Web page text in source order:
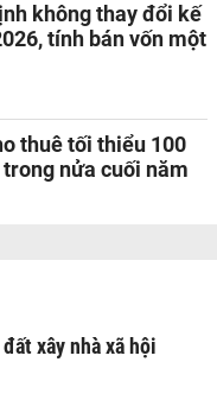
không thay đổi kế
tính bán vốn một
thuê tối thiểu 100
nửa cuối năm
xây nhà xã hội